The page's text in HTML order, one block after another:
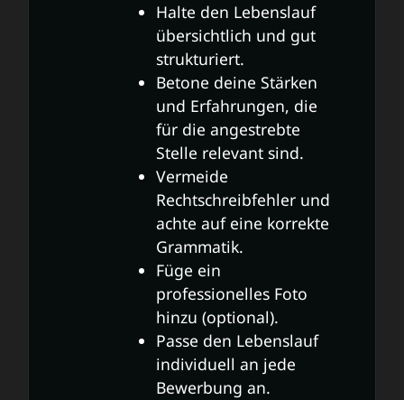
Halte den Lebenslauf
übersichtlich und gut
strukturiert.
Betone deine Stärken
und Erfahrungen, die
für die angestrebte
Stelle relevant sind.
Vermeide
Rechtschreibfehler und
achte auf eine korrekte
Grammatik.
Füge ein
professionelles Foto
hinzu (optional).
Passe den Lebenslauf
individuell an jede
Bewerbung an.